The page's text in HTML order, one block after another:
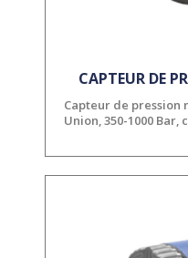
CAPTEUR DE
Capteur de pression
Union, 350-1000 Bar,